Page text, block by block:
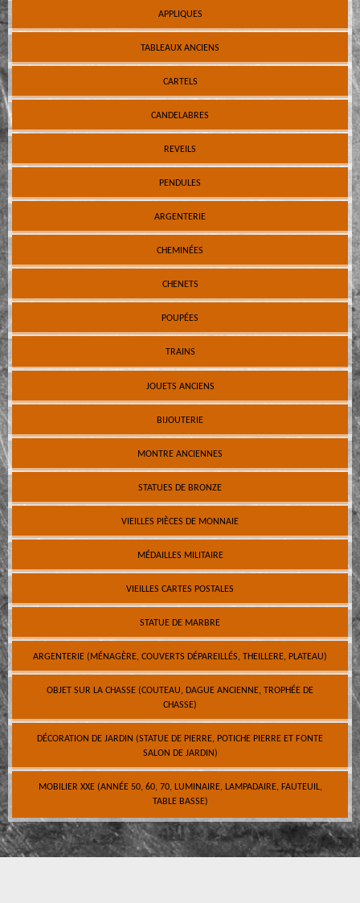
APPLIQUES
TABLEAUX ANCIENS
CARTELS
CANDELABRES
REVEILS
PENDULES
ARGENTERIE
CHEMINÉES
CHENETS
POUPÉES
TRAINS
JOUETS ANCIENS
BIJOUTERIE
MONTRE ANCIENNES
STATUES DE BRONZE
VIEILLES PIÈCES DE MONNAIE
MÉDAILLES MILITAIRE
VIEILLES CARTES POSTALES
STATUE DE MARBRE
ARGENTERIE (MÉNAGÈRE, COUVERTS DÉPAREILLÉS, THEILLERE, PLATEAU)
OBJET SUR LA CHASSE (COUTEAU, DAGUE ANCIENNE, TROPHÉE DE
CHASSE)
DÉCORATION DE JARDIN (STATUE DE PIERRE, POTICHE PIERRE ET FONTE
SALON DE JARDIN)
MOBILIER XXE (ANNÉE 50, 60, 70, LUMINAIRE, LAMPADAIRE, FAUTEUIL,
TABLE BASSE)